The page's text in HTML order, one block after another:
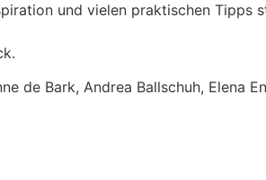
und vielen praktischen
de Bark, Andrea Ballschuh, Elena